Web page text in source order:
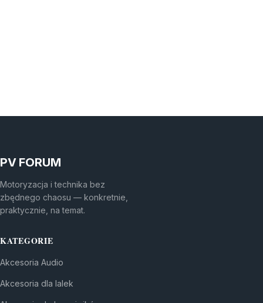
PV FORUM
Motoryzacja i technika bez
zbędnego chaosu — konkretnie,
praktycznie, na temat.
KATEGORIE
Akcesoria Audio
Akcesoria dla lalek